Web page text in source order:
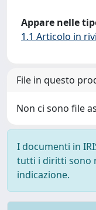
Appare nelle
1.1 Articolo in
File in questo
Non ci sono file
I documenti in
tutti i diritti sono
indicazione.